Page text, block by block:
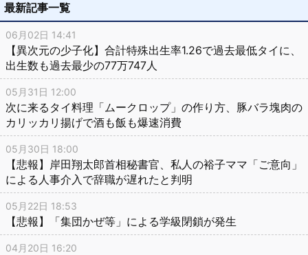
最新記事一覧
06月02日 14:41
【異次元の少子化】合計特殊出生率1.26で過去最低タイに、
出生数も過去最少の77万747人
05月31日 12:00
次に来るタイ料理「ムークロップ」の作り方、豚バラ塊肉の
カリッカリ揚げで酒も飯も爆速消費
05月30日 18:00
【悲報】岸田翔太郎首相秘書官、私人の裕子ママ「ご意向」
による人事介入で辞職が遅れたと判明
05月22日 18:53
【悲報】「集団かぜ等」による学級閉鎖が発生
04月20日 16:20